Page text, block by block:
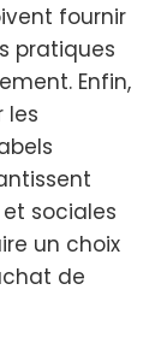
fournir
pratiques
Enfin,
les
sociales
un choix
de